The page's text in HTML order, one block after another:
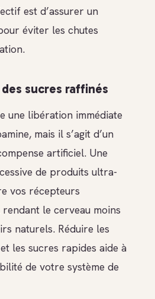
est d’assurer un
éviter les chutes
sucres raffinés
une libération immédiate
mais il s’agit d’un
artificiel. Une
de produits ultra-
vos récepteurs
le cerveau moins
naturels. Réduire les
les sucres rapides aide à
de votre système de